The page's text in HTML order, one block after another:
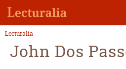
Lecturalia
John Dos